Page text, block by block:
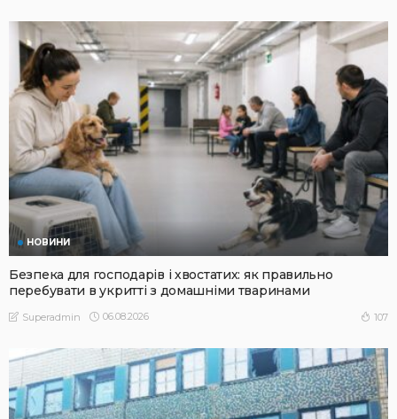
НОВИНИ
Безпека для господарів і хвостатих: як правильно
перебувати в укритті з домашніми тваринами
Superadmin 06.08.2026 107